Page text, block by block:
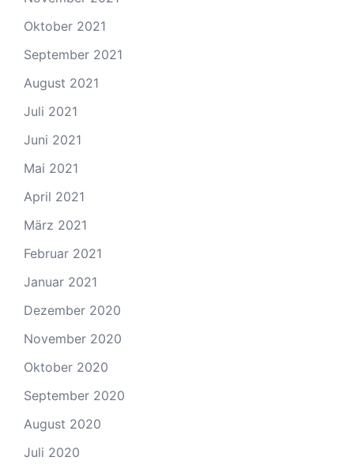
Oktober 2021
September 2021
August 2021
Juli 2021
Juni 2021
Mai 2021
April 2021
März 2021
Februar 2021
Januar 2021
Dezember 2020
November 2020
Oktober 2020
September 2020
August 2020
Juli 2020